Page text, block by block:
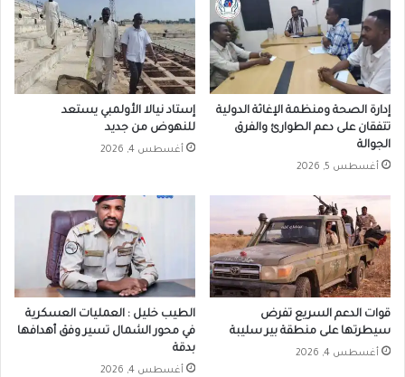
إدارة الصحة ومنظمة الإغاثة الدولية
تتفقان على دعم الطوارئ والفرق
الجوالة
أغسطس 5, 2026
إستاد نيالا الأولمبي يستعد
للنهوض من جديد
أغسطس 4, 2026
قوات الدعم السريع تفرض
سيطرتها على منطقة بير سليبة
أغسطس 4, 2026
الطيب خليل : العمليات العسكرية
في محور الشمال تسير وفق أهدافها
بدقة
أغسطس 4, 2026